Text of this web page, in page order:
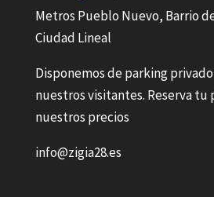
Metros Pueblo Nuevo, Barrio
Ciudad Lineal
Disponemos de parking
nuestros visitantes. Reserva tu
nuestros precios
info@zigia28.es